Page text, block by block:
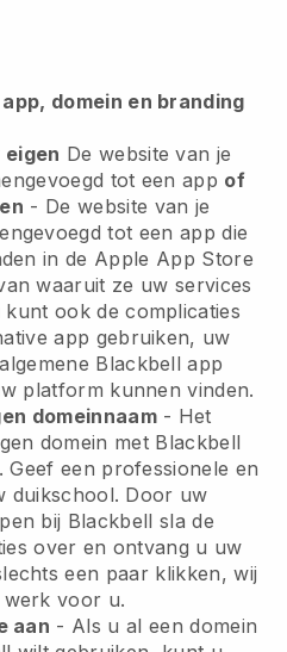
domein en branding
eigen De website van je
tot een app of
- De website van je
tot een app die
in de Apple App Store
waaruit ze uw services
ook de complicaties
app gebruiken, uw
Blackbell app
platform kunnen vinden.
domeinnaam- Het
domein met Blackbell
Geef een professionele en
duikschool. Door uw
bij Blackbell sla de
over en ontvang u uw
een paar klikken, wij
voor u.
aan - Als u al een domein